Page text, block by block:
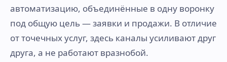
автоматизацию, объединённые в одну воронку
под общую цель — заявки и продажи. В отличие
от точечных услуг, здесь каналы усиливают друг
друга, а не работают вразнобой.